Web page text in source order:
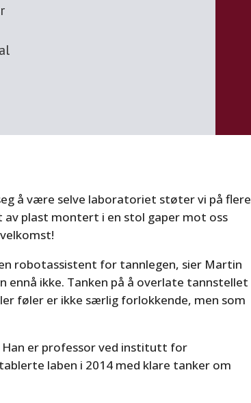
å være selve laboratoriet støter vi på flere
av plast montert i en stol gaper mot oss
robotassistent for tannlegen, sier Martin
ennå ikke. Tanken på å overlate tannstellet
føler er ikke særlig forlokkende, men som
Han er professor ved institutt for
laben i 2014 med klare tanker om